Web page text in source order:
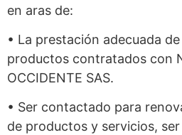
en aras de:
• La prestación adecuada
productos contratados con
OCCIDENTE SAS.
• Ser contactado para
de productos y servicios,